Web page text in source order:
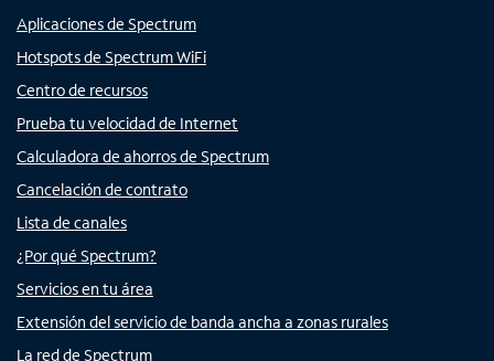
Aplicaciones de Spectrum
Hotspots de Spectrum WiFi
Centro de recursos
Prueba tu velocidad de Internet
Calculadora de ahorros de Spectrum
Cancelación de contrato
Lista de canales
¿Por qué Spectrum?
Servicios en tu área
Extensión del servicio de banda ancha a zonas rurales
La red de Spectrum